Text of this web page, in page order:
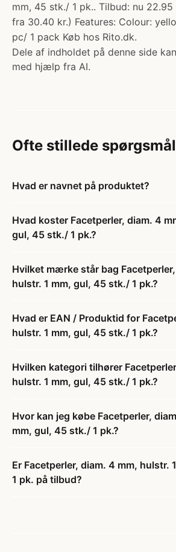
mm, 45 stk./ 1 pk.. Tilbud: nu
fra 30.40 kr.) Features: Colour:
pc/ 1 pack Køb hos Rito.dk.
Dele af indholdet på denne side
med hjælp fra AI.
Ofte stillede spørgsmål
Hvad er navnet på produktet?
Hvad koster Facetperler, diam. 4
gul, 45 stk./ 1 pk.?
Hvilket mærke står bag
hulstr. 1 mm, gul, 45 stk./ 1 pk.?
Hvad er EAN / Produktid for
hulstr. 1 mm, gul, 45 stk./ 1 pk.?
Hvilken kategori tilhører
hulstr. 1 mm, gul, 45 stk./ 1 pk.?
Hvor kan jeg købe Facetperler,
mm, gul, 45 stk./ 1 pk.?
Er Facetperler, diam. 4 mm, hulstr.
1 pk. på tilbud?